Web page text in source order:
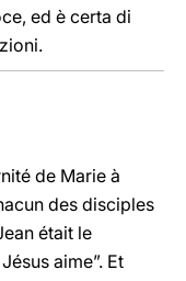
ed è certa di
de Marie à
des disciples
était le
aime”. Et